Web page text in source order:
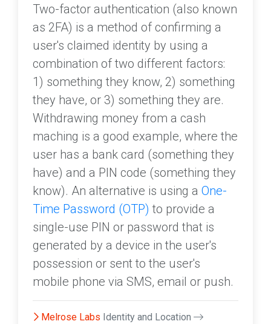
Two-factor authentication (also known
as 2FA) is a method of confirming a
user's claimed identity by using a
combination of two different factors:
1) something they know, 2) something
they have, or 3) something they are.
Withdrawing money from a cash
maching is a good example, where the
user has a bank card (something they
have) and a PIN code (something they
know). An alternative is using a One-
Time Password (OTP) to provide a
single-use PIN or password that is
generated by a device in the user's
possession or sent to the user's
mobile phone via SMS, email or push.
Melrose Labs Identity and Location